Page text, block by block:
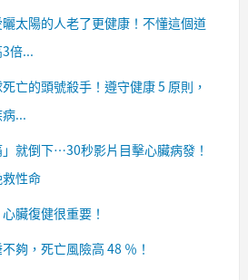
太陽的人老了更健康！不懂這個道
倍...
亡的頭號殺手！遵守健康 5 原則，
...
就倒下…30秒影片目擊心臟病發！
性命
臟復健很重要！
夠，死亡風險高 48 ％！